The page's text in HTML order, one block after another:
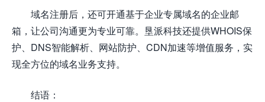
域名注册后，还可开通基于企业专属域名的企业邮
箱，让公司沟通更为专业可靠。垦派科技还提供WHOIS保
护、DNS智能解析、网站防护、CDN加速等增值服务，实
现全方位的域名业务支持。
结语：